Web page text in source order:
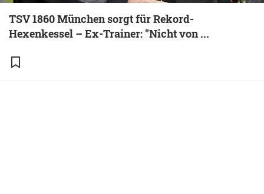
TSV 1860 München sorgt für Rekord-
Hexenkessel – Ex-Trainer: "Nicht von ...